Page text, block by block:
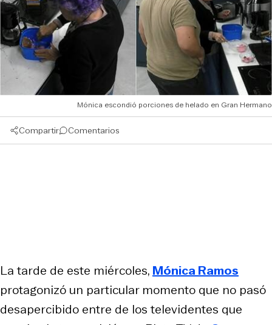
Mónica escondió porciones de helado en Gran Hermano
Compartir Comentarios
La tarde de este miércoles, Mónica Ramos
protagonizó un particular momento que no pasó
desapercibido entre de los televidentes que